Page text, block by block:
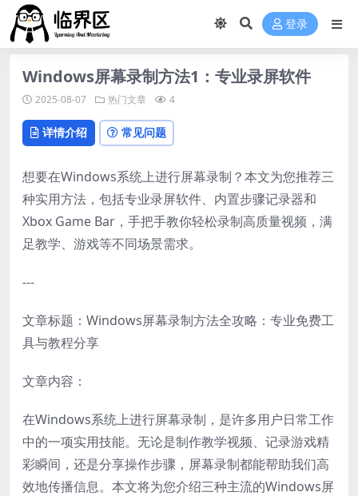
登录
Windows屏幕录制方法1：专业录屏软件
2025-08-07 热门文章 4
详情介绍 常见问题
想要在Windows系统上进行屏幕录制？本文为您推荐三
种实用方法，包括专业录屏软件、内置步骤记录器和
Xbox Game Bar，手把手教你轻松录制高质量视频，满
足教学、游戏等不同场景需求。
---
文章标题：Windows屏幕录制方法全攻略：专业免费工
具与教程分享
文章内容：
在Windows系统上进行屏幕录制，是许多用户日常工作
中的一项实用技能。无论是制作教学视频、记录游戏精
彩瞬间，还是分享操作步骤，屏幕录制都能帮助我们高
效地传播信息。本文将为您介绍三种主流的Windows屏